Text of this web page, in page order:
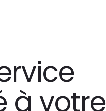
à votre